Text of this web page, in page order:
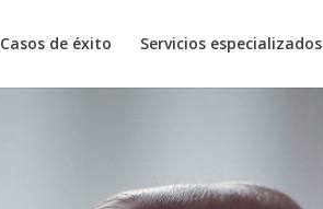
Casos de éxito Servicios especializados